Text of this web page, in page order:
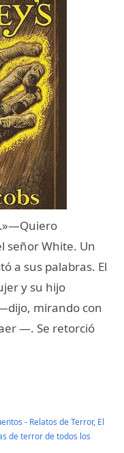
señor White. Un
a sus palabras. El
y su hijo
mirando con
—. Se retorció
- Relatos de Terror, El
de terror de todos los